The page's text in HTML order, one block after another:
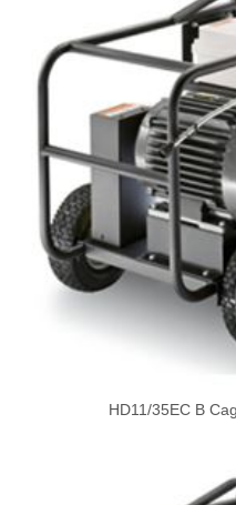
HD11/35EC B